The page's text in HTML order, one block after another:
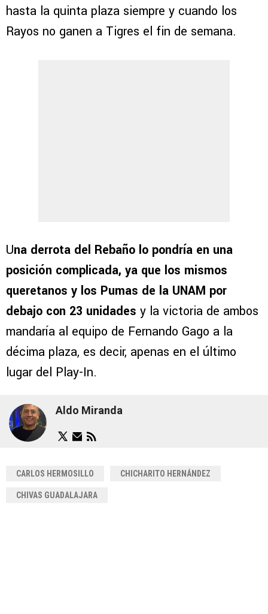
hasta la quinta plaza siempre y cuando los
Rayos no ganen a Tigres el fin de semana.
Una derrota del Rebaño lo pondría en una
posición complicada, ya que los mismos
queretanos y los Pumas de la UNAM por
debajo con 23 unidades y la victoria de ambos
mandaría al equipo de Fernando Gago a la
décima plaza, es decir, apenas en el último
lugar del Play-In.
Aldo Miranda
CARLOS HERMOSILLO CHICHARITO HERNÁNDEZ
CHIVAS GUADALAJARA